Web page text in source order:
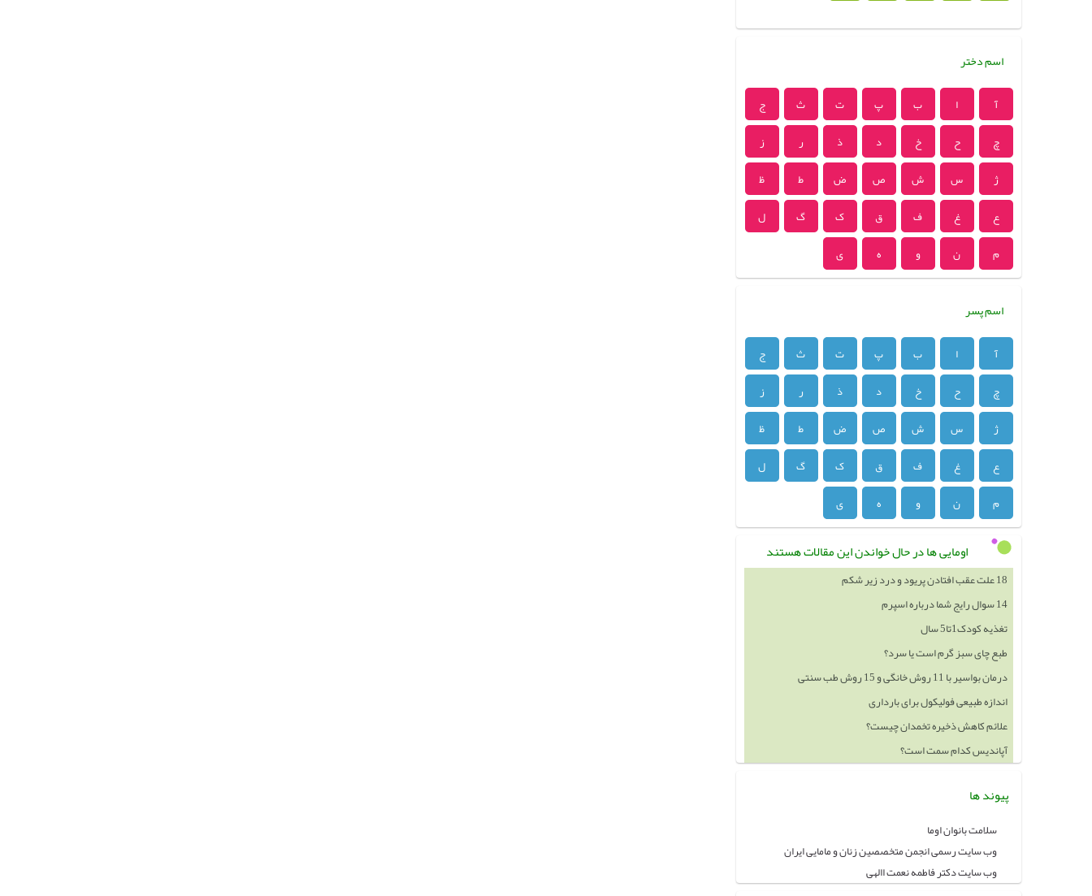
اسم دختر
آ ا ب پ ت ث
ج
چ
ح خ د ذ ر
ز
ژ
س ش ص ض ط
ظ
ع
غ ف ق ک گ
ل
م
ن و ه ی
اسم پسر
آ ا ب پ ت ث
ج
چ
ح خ د ذ ر
ز
ژ
س ش ص ض ط
ظ
ع
غ ف ق ک گ
ل
م
ن و ه ی
اومایی ها در حال خواندن این مقالات هستند
18 علت عقب افتادن پریود و درد زیر شکم
14 سوال رایج شما درباره اسپرم
تغذیه کودک1تا5 سال
طبع چای سبز گرم است یا سرد؟
درمان بواسیر با 11 روش خانگی و 15 روش طب سنتی
اندازه طبیعی فولیکول برای بارداری
علائم کاهش ذخیره تخمدان چیست؟
آپاندیس کدام سمت است؟
پیوند ها
سلامت بانوان اوما
وب سایت رسمی انجمن متخصصین زنان و مامایی ایران
وب سایت دکتر فاطمه نعمت االهی